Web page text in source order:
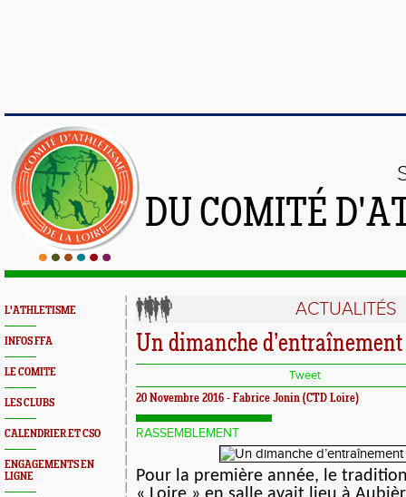
DU COMITÉ
L'ATHLETISME
INFOS FFA
LE COMITE
LES CLUBS
CALENDRIER ET CSO
ENGAGEMENTS EN
LIGNE
ACTUALITÉS
Un dimanche
Tweet
20 Novembre 2016 - Fabrice Jonin (CTD Loire)
RASSEMBLEMENT
Pour la première année, le